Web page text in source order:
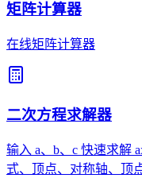
矩阵计算器
在线矩阵计算器
二次方程求解器
输入 a、b、c 快速求解
式、顶点、对称轴、顶